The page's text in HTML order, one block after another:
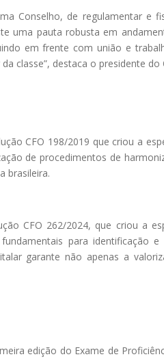
Conselho, de regulamentar
uma pauta robusta em
em frente com união e
classe”, destaca o presidente
CFO 198/2019 que criou a
de procedimentos de
brasileira.
CFO 262/2024, que criou a
para
garante não apenas a
edição do Exame de